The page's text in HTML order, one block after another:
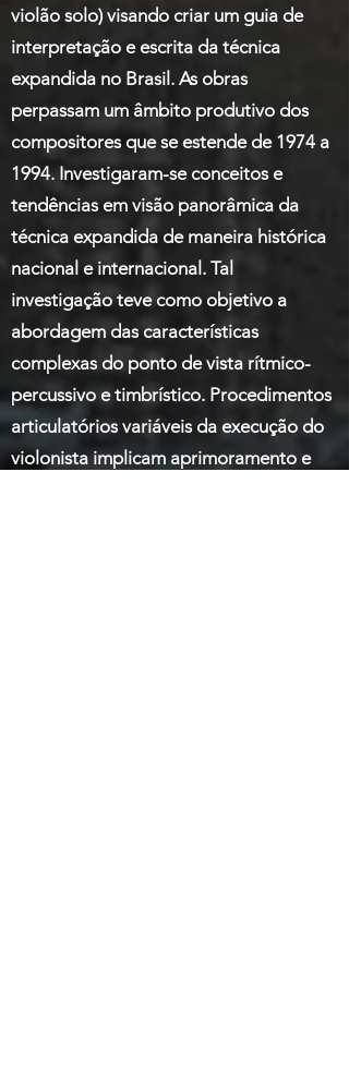
violão solo) visando criar um guia de
interpretação e escrita da técnica
expandida no Brasil. As obras
perpassam um âmbito produtivo dos
compositores que se estende de 1974 a
1994. Investigaram-se conceitos e
tendências em visão panorâmica da
técnica expandida de maneira histórica
nacional e internacional. Tal
investigação teve como objetivo a
abordagem das características
complexas do ponto de vista rítmico-
percussivo e timbrístico. Procedimentos
articulatórios variáveis da execução do
violonista implicam aprimoramento e